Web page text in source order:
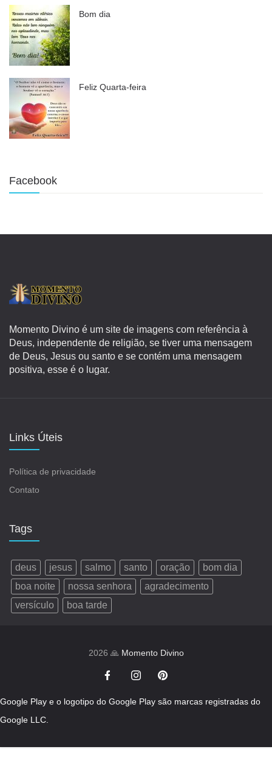
Bom dia
Feliz Quarta-feira
Facebook
Momento Divino é um site de imagens com referência à
Deus, independente de religião, se tiver uma mensagem
de Deus, Jesus ou santo e se contém uma mensagem
positiva, esse é o lugar.
Links Úteis
Política de privacidade
Contato
Tags
deus jesus salmo santo oração
bom dia
boa noite
nossa senhora
agradecimento
versículo
boa tarde
2026 🙏 Momento Divino
Google Play e o logotipo do Google Play são marcas registradas do
Google LLC.